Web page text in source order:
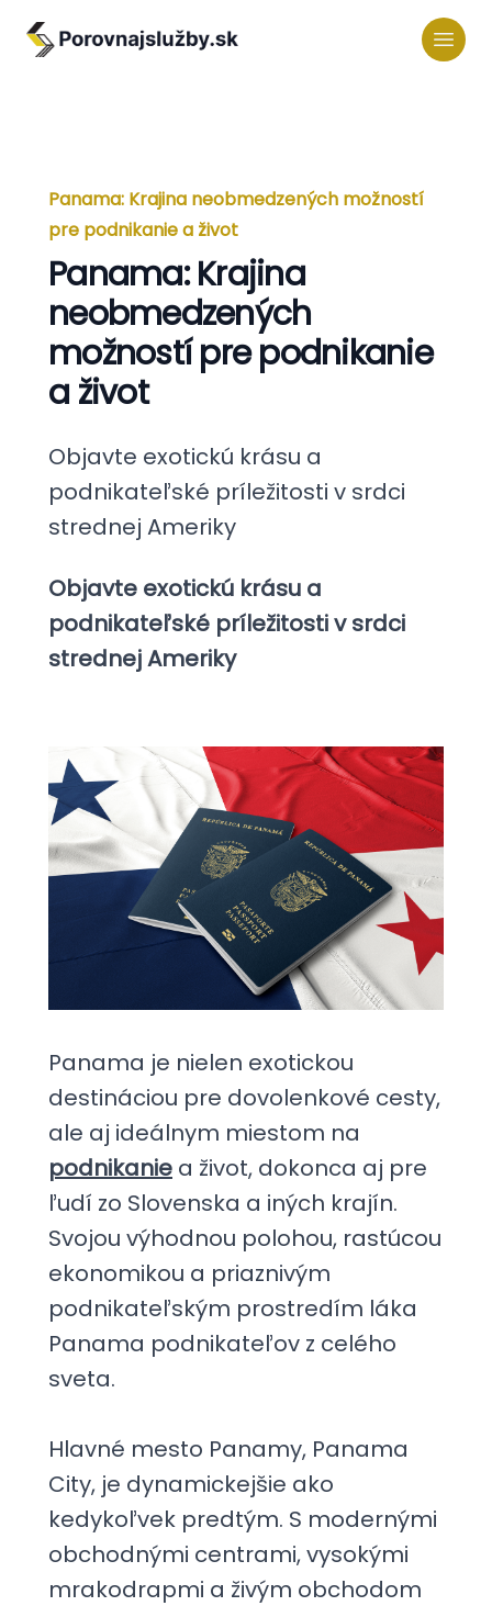
Panama: Krajina neobmedzených možností
pre podnikanie a život
Panama: Krajina
neobmedzených
možností pre podnikanie
a život
Objavte exotickú krásu a
podnikateľské príležitosti v srdci
strednej Ameriky
Objavte exotickú krásu a
podnikateľské príležitosti v srdci
strednej Ameriky
Panama je nielen exotickou
destináciou pre dovolenkové cesty,
ale aj ideálnym miestom na
podnikanie a život, dokonca aj pre
ľudí zo Slovenska a iných krajín.
Svojou výhodnou polohou, rastúcou
ekonomikou a priaznivým
podnikateľským prostredím láka
Panama podnikateľov z celého
sveta.
Hlavné mesto Panamy, Panama
City, je dynamickejšie ako
kedykoľvek predtým. S modernými
obchodnými centrami, vysokými
mrakodrapmi a živým obchodom